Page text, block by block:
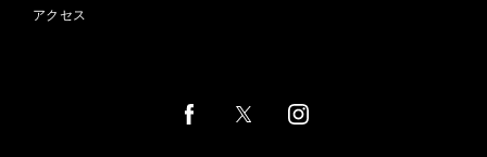
アクセス